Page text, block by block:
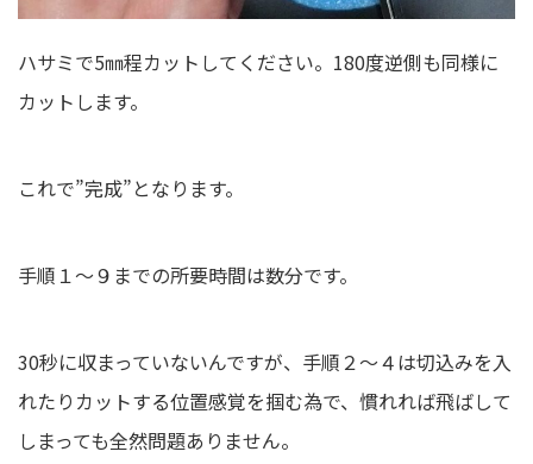
ハサミで5㎜程カットしてください。180度逆側も同様に
カットします。
これで”完成”となります。
手順１～９までの所要時間は数分です。
30秒に収まっていないんですが、手順２～４は切込みを入
れたりカットする位置感覚を掴む為で、慣れれば飛ばして
しまっても全然問題ありません。